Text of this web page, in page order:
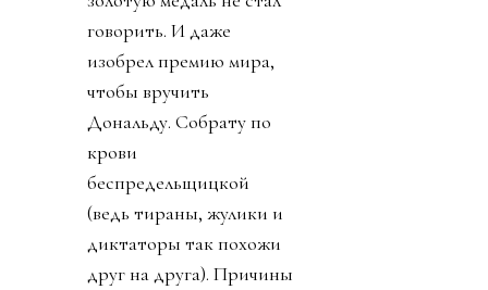
говорить. И даже
изобрел премию мира,
чтобы вручить
Дональду. Собрату по
крови
беспредельщицкой
(ведь тираны, жулики и
диктаторы так похожи
друг на друга). Причины